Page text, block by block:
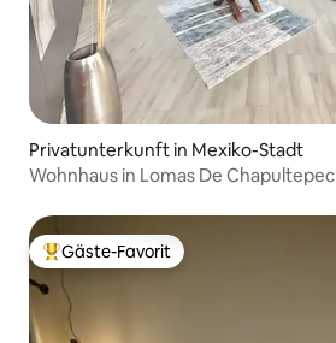
Privatunterkunft in Mexiko-Stadt
Wohnhaus in Lomas De Chapultepec
Beliebter Gäste-Favorit.
Gäste-Favorit